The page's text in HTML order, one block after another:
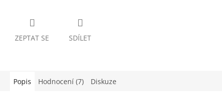
ZEPTAT SE SDÍLET
Popis Hodnocení (7) Diskuze